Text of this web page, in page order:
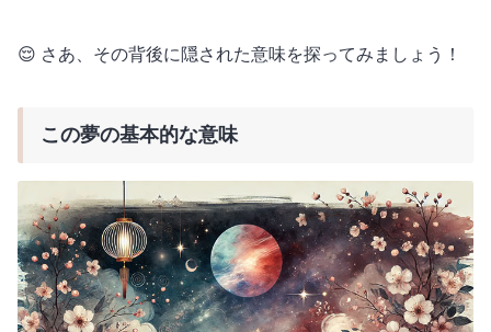
😌 さあ、その背後に隠された意味を探ってみましょう！
この夢の基本的な意味